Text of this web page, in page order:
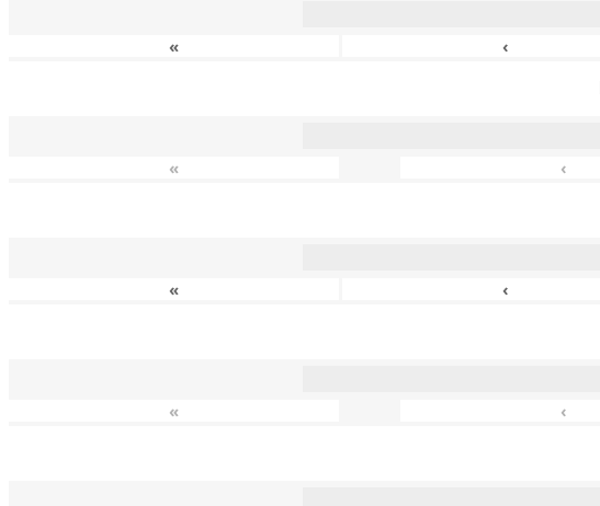
« ‹
« ‹
« ‹
« ‹